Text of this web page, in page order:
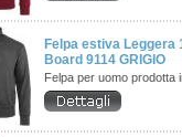
Felpa estiva Leggera
Board 9114 GRIGIO
Felpa per uomo prodotta